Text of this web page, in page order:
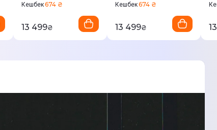
Кешбек674 ₴
13 499₴
Кешбек674 ₴
13 499₴